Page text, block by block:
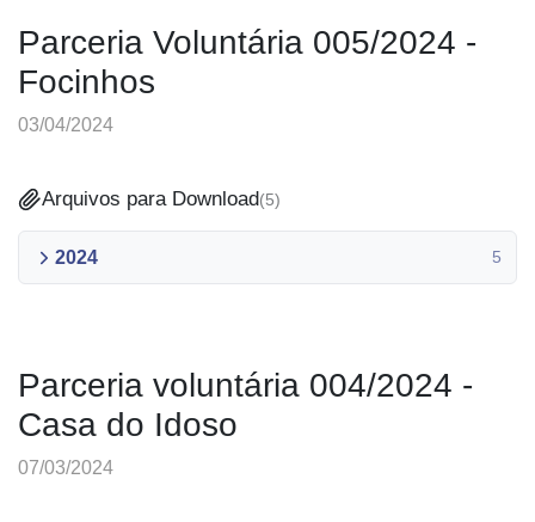
Parceria Voluntária 005/2024 -
Focinhos
03/04/2024
Arquivos para Download(5)
2024 5
Parceria voluntária 004/2024 -
Casa do Idoso
07/03/2024